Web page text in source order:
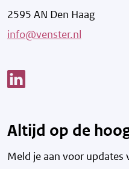
2595 AN Den Haag
info@venster.nl
Altijd op de
Meld je aan voor updates